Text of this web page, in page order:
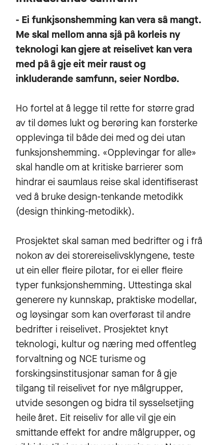
- Ei funkjsonshemming kan vera så mangt.
Me skal mellom anna sjå på korleis ny
teknologi kan gjere at reiselivet kan vera
med på å gje eit meir raust og
inkluderande samfunn, seier Nordbø.
Ho fortel at å legge til rette for større grad
av til dømes lukt og berøring kan forsterke
opplevinga til både dei med og dei utan
funksjonshemming. «Opplevingar for alle»
skal handle om at kritiske barrierer som
hindrar ei saumlaus reise skal identifiserast
ved å bruke design-tenkande metodikk
(design thinking-metodikk).
Prosjektet skal saman med bedrifter og i frå
nokon av dei storereiselivsklyngene, teste
ut ein eller fleire pilotar, for ei eller fleire
typer funksjonshemming. Uttestinga skal
generere ny kunnskap, praktiske modellar,
og løysingar som kan overførast til andre
bedrifter i reiselivet. Prosjektet knyt
teknologi, kultur og næring med offentleg
forvaltning og NCE turisme og
forskingsinstitusjonar saman for å gje
tilgang til reiselivet for nye målgrupper,
utvide sesongen og bidra til sysselsetjing
heile året. Eit reiseliv for alle vil gje ein
smittande effekt for andre målgrupper, og